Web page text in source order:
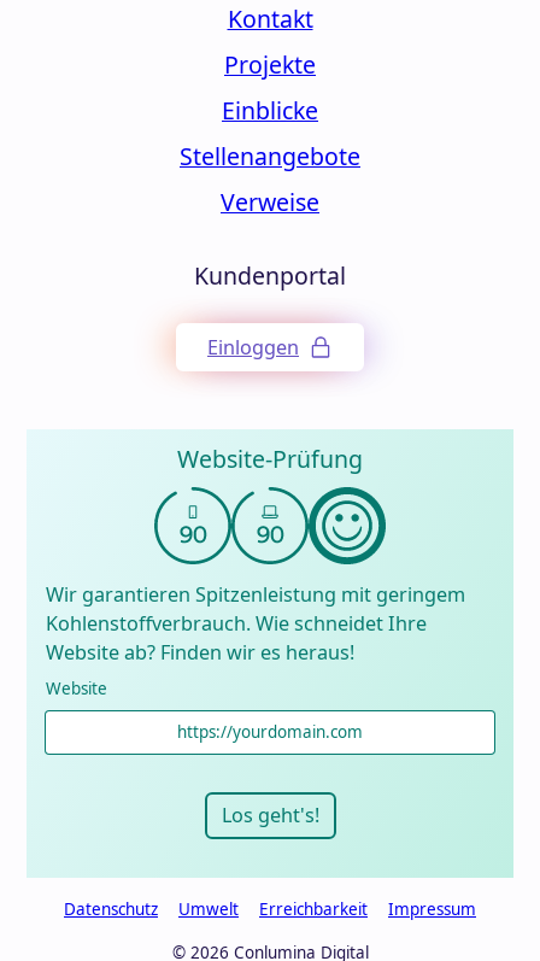
Kontakt
Projekte
Einblicke
Stellenangebote
Verweise
Kundenportal
Einloggen
Website-Prüfung
Wir garantieren Spitzenleistung mit geringem
Kohlenstoffverbrauch. Wie schneidet Ihre
Website ab? Finden wir es heraus!
Website
© 2026 Conlumina Digital
Datenschutz Umwelt Erreichbarkeit Impressum